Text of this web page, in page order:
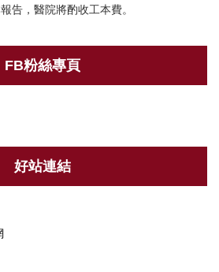
告，醫院將酌收工本費。
FB粉絲專頁
好站連結